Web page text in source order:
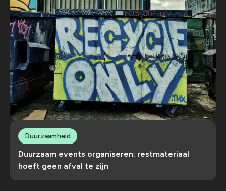
Duurzaam events organiseren: restmateriaal
hoeft geen afval te zijn
Duurzaamheid